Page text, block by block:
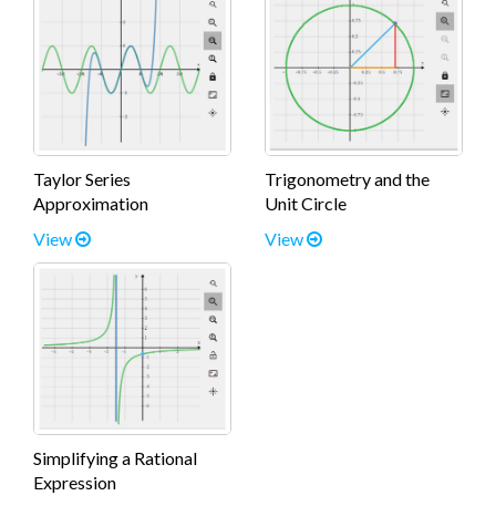
Taylor Series
Approximation
View
Trigonometry and the
Unit Circle
View
Simplifying a Rational
Expression